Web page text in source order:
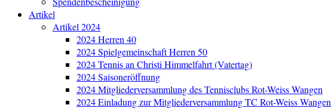
Artikel
Artikel 2024
2024 Herren 40
2024 Spielgemeinschaft Herren 50
2024 Tennis an Christi Himmelfahrt (Vatertag)
2024 Saisoneröffnung
2024 Mitgliederversammlung des Tennisclubs Rot-Weiss Wangen
2024 Einladung zur Mitgliederversammlung TC Rot-Weiss Wangen